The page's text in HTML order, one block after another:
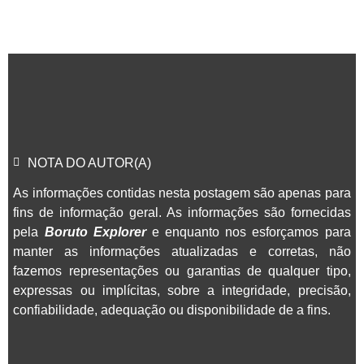
NOTA DO AUTOR(A)
As informações contidas nesta postagem são apenas para
fins de informação geral. As informações são fornecidas
pela Boruto Explorere enquanto nos esforçamos para
manter as informações atualizadas e corretas, não
fazemos representações ou garantias de qualquer tipo,
expressas ou implícitas, sobre a integridade, precisão,
confiabilidade, adequação ou disponibilidade de a fins.